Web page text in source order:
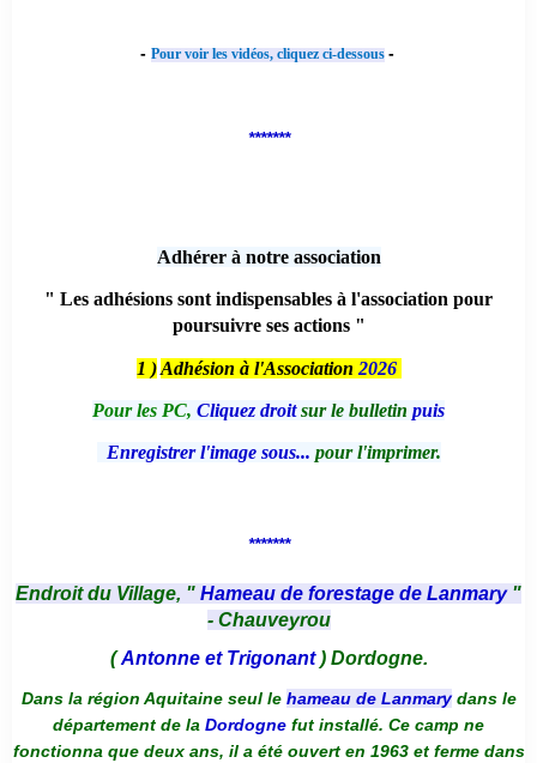
- Pour voir les vidéos, cliquez ci-dessous -
*******
Adhérer à notre association
" Les adhésions sont indispensables à l'association pour
poursuivre ses actions "
1 ) Adhésion à l'Association 2026
Pour les PC, Cliquez droitsur le bulletin puis
Enregistrer l'image sous... pour l'imprimer.
*******
Endroit du Village, " Hameau de forestage de Lanmary "
- Chauveyrou
(Antonne et Trigonant) Dordogne.
Dans la région Aquitaine seul le hameau de Lanmarydans le
département de la Dordogne fut installé. Ce camp ne
fonctionna que deux ans, il a été ouvert en 1963 et ferme dans